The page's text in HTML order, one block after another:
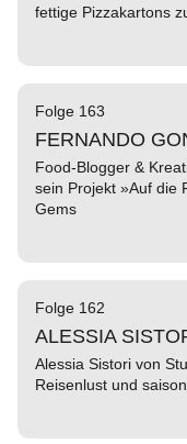
fettige Pizzakartons
Folge 163
FERNANDO
Food-Blogger &
sein Projekt »Auf die
Gems
Folge 162
ALESSIA
Alessia Sistori von
Reisenlust und